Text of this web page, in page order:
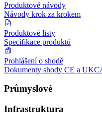
Produktové návody
Návody krok za krokem
Produktové listy
Specifikace produktů
Prohlášení o shodě
Dokumenty shody CE a
Průmyslové
Infrastruktura